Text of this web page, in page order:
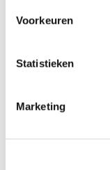
Voorkeuren
Statistieken
Marketing